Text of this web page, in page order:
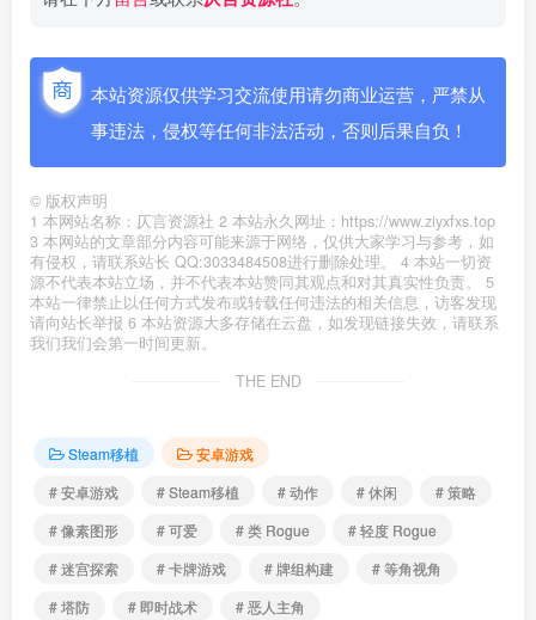
本站资源仅供学习交流使用请勿商业运营，严禁从
事违法，侵权等任何非法活动，否则后果自负！
© 版权声明
1 本网站名称：仄言资源社 2 本站永久网址：https://www.ziyxfxs.top
3 本网站的文章部分内容可能来源于网络，仅供大家学习与参考，如
有侵权，请联系站长 QQ:3033484508进行删除处理。 4 本站一切资
源不代表本站立场，并不代表本站赞同其观点和对其真实性负责。 5
本站一律禁止以任何方式发布或转载任何违法的相关信息，访客发现
请向站长举报 6 本站资源大多存储在云盘，如发现链接失效，请联系
我们我们会第一时间更新。
THE END
Steam移植
安卓游戏
# 安卓游戏
# Steam移植 # 动作 # 休闲
# 策略
# 像素图形
# 可爱 # 类 Rogue
# 轻度 Rogue
# 迷宫探索
# 卡牌游戏 # 牌组构建
# 等角视角
# 塔防
# 即时战术 # 恶人主角